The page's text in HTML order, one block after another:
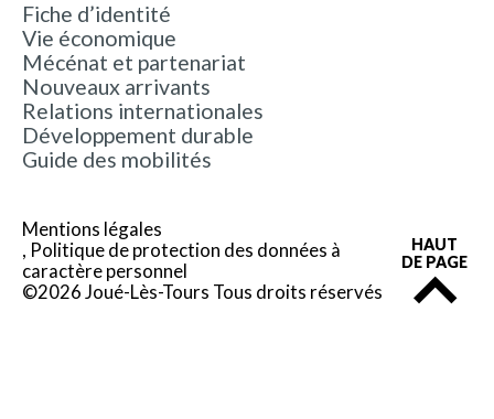
Fiche d’identité
Vie économique
Mécénat et partenariat
Nouveaux arrivants
Relations internationales
Développement durable
Guide des mobilités
Mentions légales
Politique de protection des données à
caractère personnel
©2026 Joué-Lès-Tours Tous droits réservés
HAUT
DE PAGE